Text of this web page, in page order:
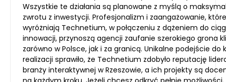
Wszystkie te działania są planowane z myślą o
zwrotu z inwestycji. Profesjonalizm i zaangażowanie, które
wyróżniają Technetium, w połączeniu z dążeniem do
innowacji, przynoszą agencji zaufanie szerokiego grona
zarówno w Polsce, jak i za granicą. Unikalne podejście do
realizacji sprawiło, że Technetium zdobyło reputację
branży interaktywnej w Rzeszowie, a ich projekty są